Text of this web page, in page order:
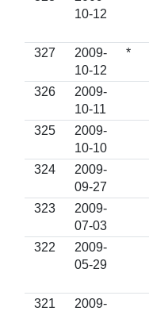
10-12
327
2009-
10-12
*
326
2009-
10-11
325
2009-
10-10
324
2009-
09-27
323
2009-
07-03
322
2009-
05-29
321
2009-